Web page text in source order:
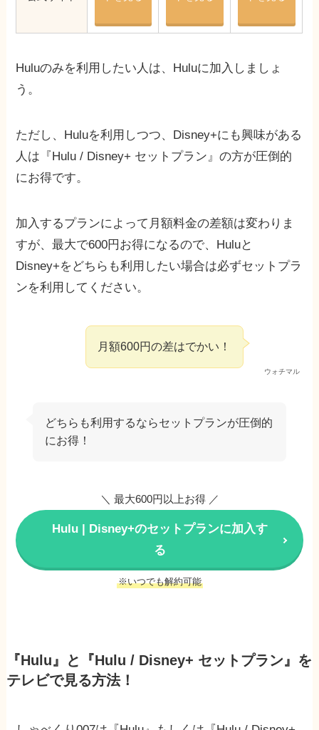
Huluのみを利用したい人は、Huluに加入しましょ
う。
ただし、Huluを利用しつつ、Disney+にも興味がある
人は『Hulu / Disney+ セットプラン』の方が圧倒的
にお得です。
加入するプランによって月額料金の差額は変わりま
すが、最大で600円お得になるので、Huluと
Disney+をどちらも利用したい場合は必ずセットプラ
ンを利用してください。
ウォチマル
月額600円の差はでかい！
どちらも利用するならセットプランが圧倒的
にお得！
＼ 最大600円以上お得 ／
Hulu | Disney+のセットプランに加入す
る
※いつでも解約可能
『Hulu』と『Hulu / Disney+ セットプラン』を
テレビで見る方法！